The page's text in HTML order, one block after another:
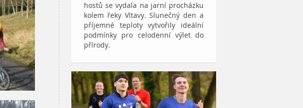
hostů se vydala na jarní procházku
kolem řeky Vltavy. Slunečný den a
příjemné teploty vytvořily ideální
podmínky pro celodenní výlet do
přírody.